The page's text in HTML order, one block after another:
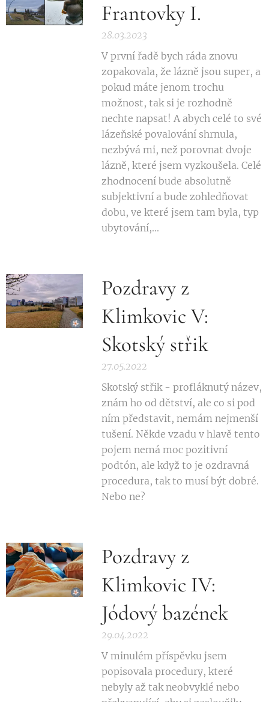
Frantovky I.
28.03.2023
V první řadě bych ráda znovu
zopakovala, že lázně jsou super, a
pokud máte jenom trochu
možnost, tak si je rozhodně
nechte napsat! A abych celé to své
lázeňské povalování shrnula,
nezbývá mi, než porovnat dvoje
lázně, které jsem vyzkoušela. Celé
zhodnocení bude absolutně
subjektivní a bude zohledňovat
dobu, ve které jsem tam byla, typ
ubytování,...
Pozdravy z
Klimkovic V:
Skotský střik
27.05.2022
Skotský střik - profláknutý název,
znám ho od dětství, ale co si pod
ním představit, nemám nejmenší
tušení. Někde vzadu v hlavě tento
pojem nemá moc pozitivní
podtón, ale když to je ozdravná
procedura, tak to musí být dobré.
Nebo ne?
Pozdravy z
Klimkovic IV:
Jódový bazének
29.04.2022
V minulém příspěvku jsem
popisovala procedury, které
nebyly až tak neobvyklé nebo